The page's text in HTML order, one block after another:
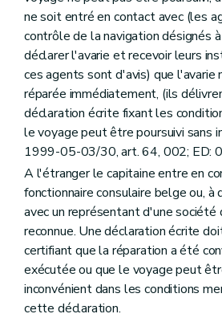
ne soit entré en contact avec (les
contrôle de la navigation désignés
déclarer l'avarie et recevoir leurs
ces agents sont d'avis) que l'avarie
réparée immédiatement, (ils
déclaration écrite fixant les
le voyage peut être poursuivi sans
1999-05-03/30, art. 64, 002; ED:
A l'étranger le capitaine entre en
fonctionnaire consulaire belge ou, à
avec un représentant d'une société
reconnue. Une déclaration écrite
certifiant que la réparation a été
exécutée ou que le voyage peut
inconvénient dans les conditions
cette déclaration.